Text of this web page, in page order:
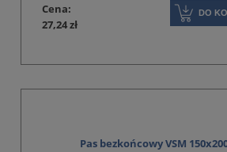
Cena:
27,24 zł
DO
Pas bezkońcowy VSM